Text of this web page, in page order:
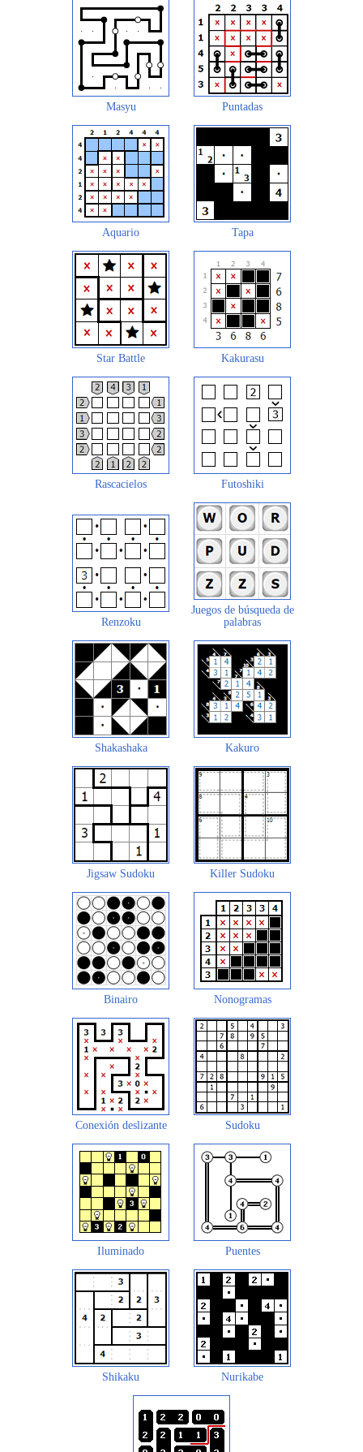
Masyu Puntadas
Aquario Tapa
Star Battle Kakurasu
Rascacielos Futoshiki
Renzoku
Juegos de búsqueda de
palabras
Shakashaka Kakuro
Jigsaw Sudoku Killer Sudoku
Binairo Nonogramas
Conexión deslizante Sudoku
Iluminado Puentes
Shikaku Nurikabe